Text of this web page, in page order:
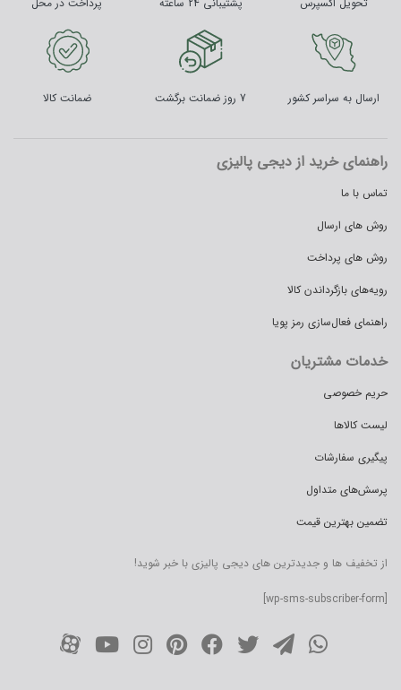
تحویل اکسپرس پشتیبانی 24 ساعته پرداخت در محل
ارسال به سراسر کشور 7 روز ضمانت برگشت ضمانت کالا
راهنمای خرید از دیجی پالیزی
تماس با ما
روش های ارسال
روش های پرداخت
رویه‌های بازگرداندن کالا
راهنمای فعال‌سازی رمز پویا
خدمات مشتریان
حریم خصوصی
لیست کالاها
پیگیری سفارشات
پرسش‌های متداول
تضمین بهترین قیمت
از تخفیف ها و جدیدترین های دیجی پالیزی با خبر شوید!
[wp-sms-subscriber-form]